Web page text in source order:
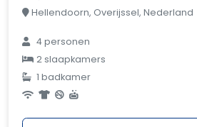
Hellendoorn, Overijssel, Nederland
4 personen
2 slaapkamers
1 badkamer